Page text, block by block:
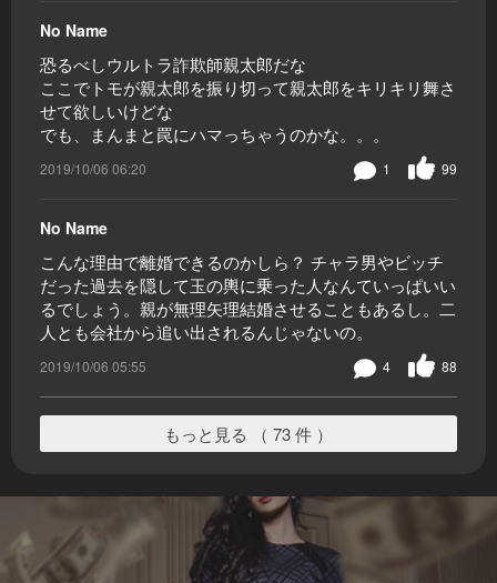
No Name
恐るべしウルトラ詐欺師親太郎だな
ここでトモが親太郎を振り切って親太郎をキリキリ舞さ
せて欲しいけどな
でも、まんまと罠にハマっちゃうのかな。。。
2019/10/06 06:20 99
1
No Name
こんな理由で離婚できるのかしら？ チャラ男やビッチ
だった過去を隠して玉の輿に乗った人なんていっぱいい
るでしょう。親が無理矢理結婚させることもあるし。二
人とも会社から追い出されるんじゃないの。
2019/10/06 05:55 88
4
もっと見る （ 73 件 ）